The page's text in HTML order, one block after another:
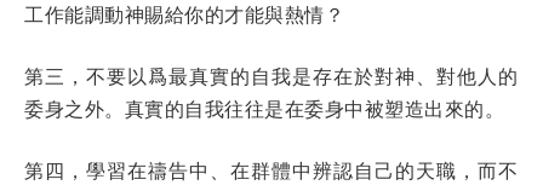
工作能調動神賜給你的才能與熱情？
第三，不要以爲最真實的自我是存在於對神、對他人的
委身之外。真實的自我往往是在委身中被塑造出來的。
第四，學習在禱告中、在群體中辨認自己的天職，而不